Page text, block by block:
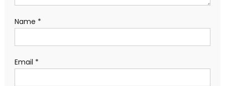
Name *
Email *